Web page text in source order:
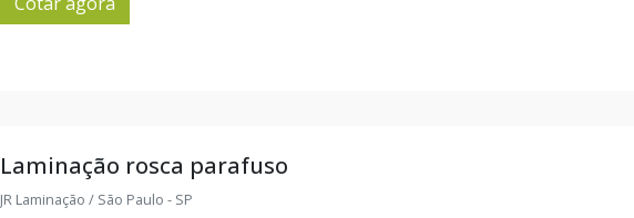
Laminação rosca parafuso
JR Laminação / São Paulo - SP